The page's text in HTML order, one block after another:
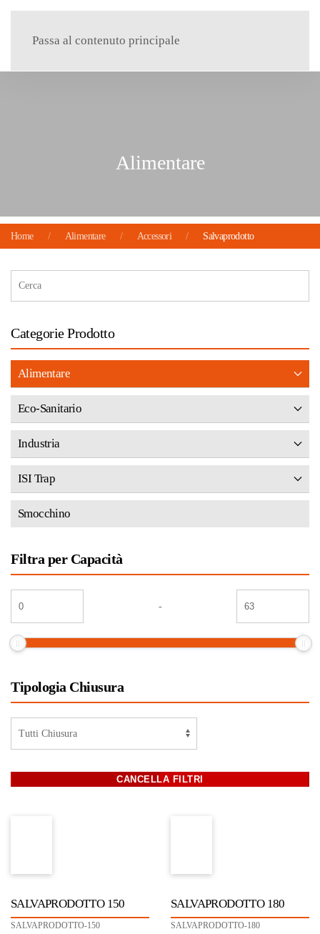
Passa al contenuto principale
Menu
Alimentare
Home Alimentare Accessori Salvaprodotto
Categorie Prodotto
Alimentare
Eco-Sanitario
Industria
ISI Trap
Smocchino
Filtra per Capacità
-
Tipologia Chiusura
SALVAPRODOTTO 150
SALVAPRODOTTO-150
SALVAPRODOTTO 180
SALVAPRODOTTO-180